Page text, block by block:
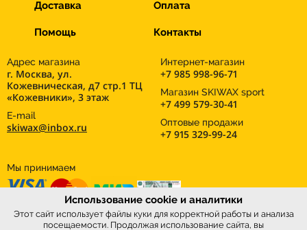
Доставка Оплата
Помощь Контакты
Адрес магазина
г. Москва, ул.
Кожевническая, д7 стр.1 ТЦ
«Кожевники», 3 этаж
E-mail
skiwax@inbox.ru
Интернет-магазин
+7 985 998-96-71
Магазин SKIWAX sport
+7 499 579-30-41
Оптовые продажи
+7 915 329-99-24
Мы принимаем
Использование cookie и аналитики
Этот сайт использует файлы куки для корректной работы и анализа
посещаемости. Продолжая использование сайта, вы